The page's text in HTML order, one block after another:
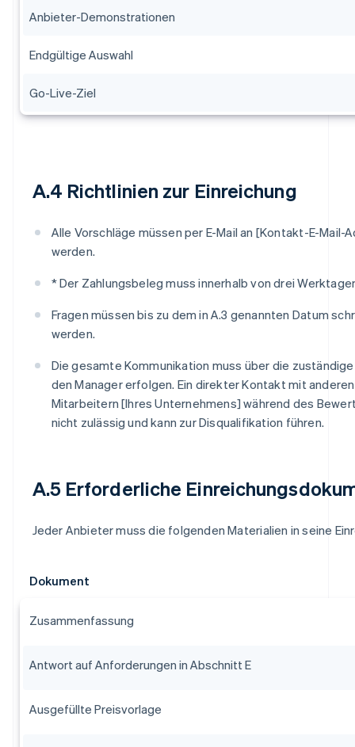
Anbieter-Demonstrationen
Endgültige Auswahl
Go-Live-Ziel
A.4 Richtlinien zur Einreichung
Alle Vorschläge müssen per E-Mail an [Kontakt-E-Mail-
werden.
* Der Zahlungsbeleg muss innerhalb von drei
Fragen müssen bis zu dem in A.3 genannten Datum
werden.
Die gesamte Kommunikation muss über die zuständige
den Manager erfolgen. Ein direkter Kontakt mit
Mitarbeitern [Ihres Unternehmens] während des
nicht zulässig und kann zur Disqualifikation führen.
A.5 Erforderliche
Jeder Anbieter muss die folgenden Materialien in seine
Dokument
Zusammenfassung
Antwort auf Anforderungen in Abschnitt E
Ausgefüllte Preisvorlage